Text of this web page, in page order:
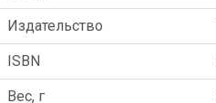
Издательство
ISBN
Вес, г